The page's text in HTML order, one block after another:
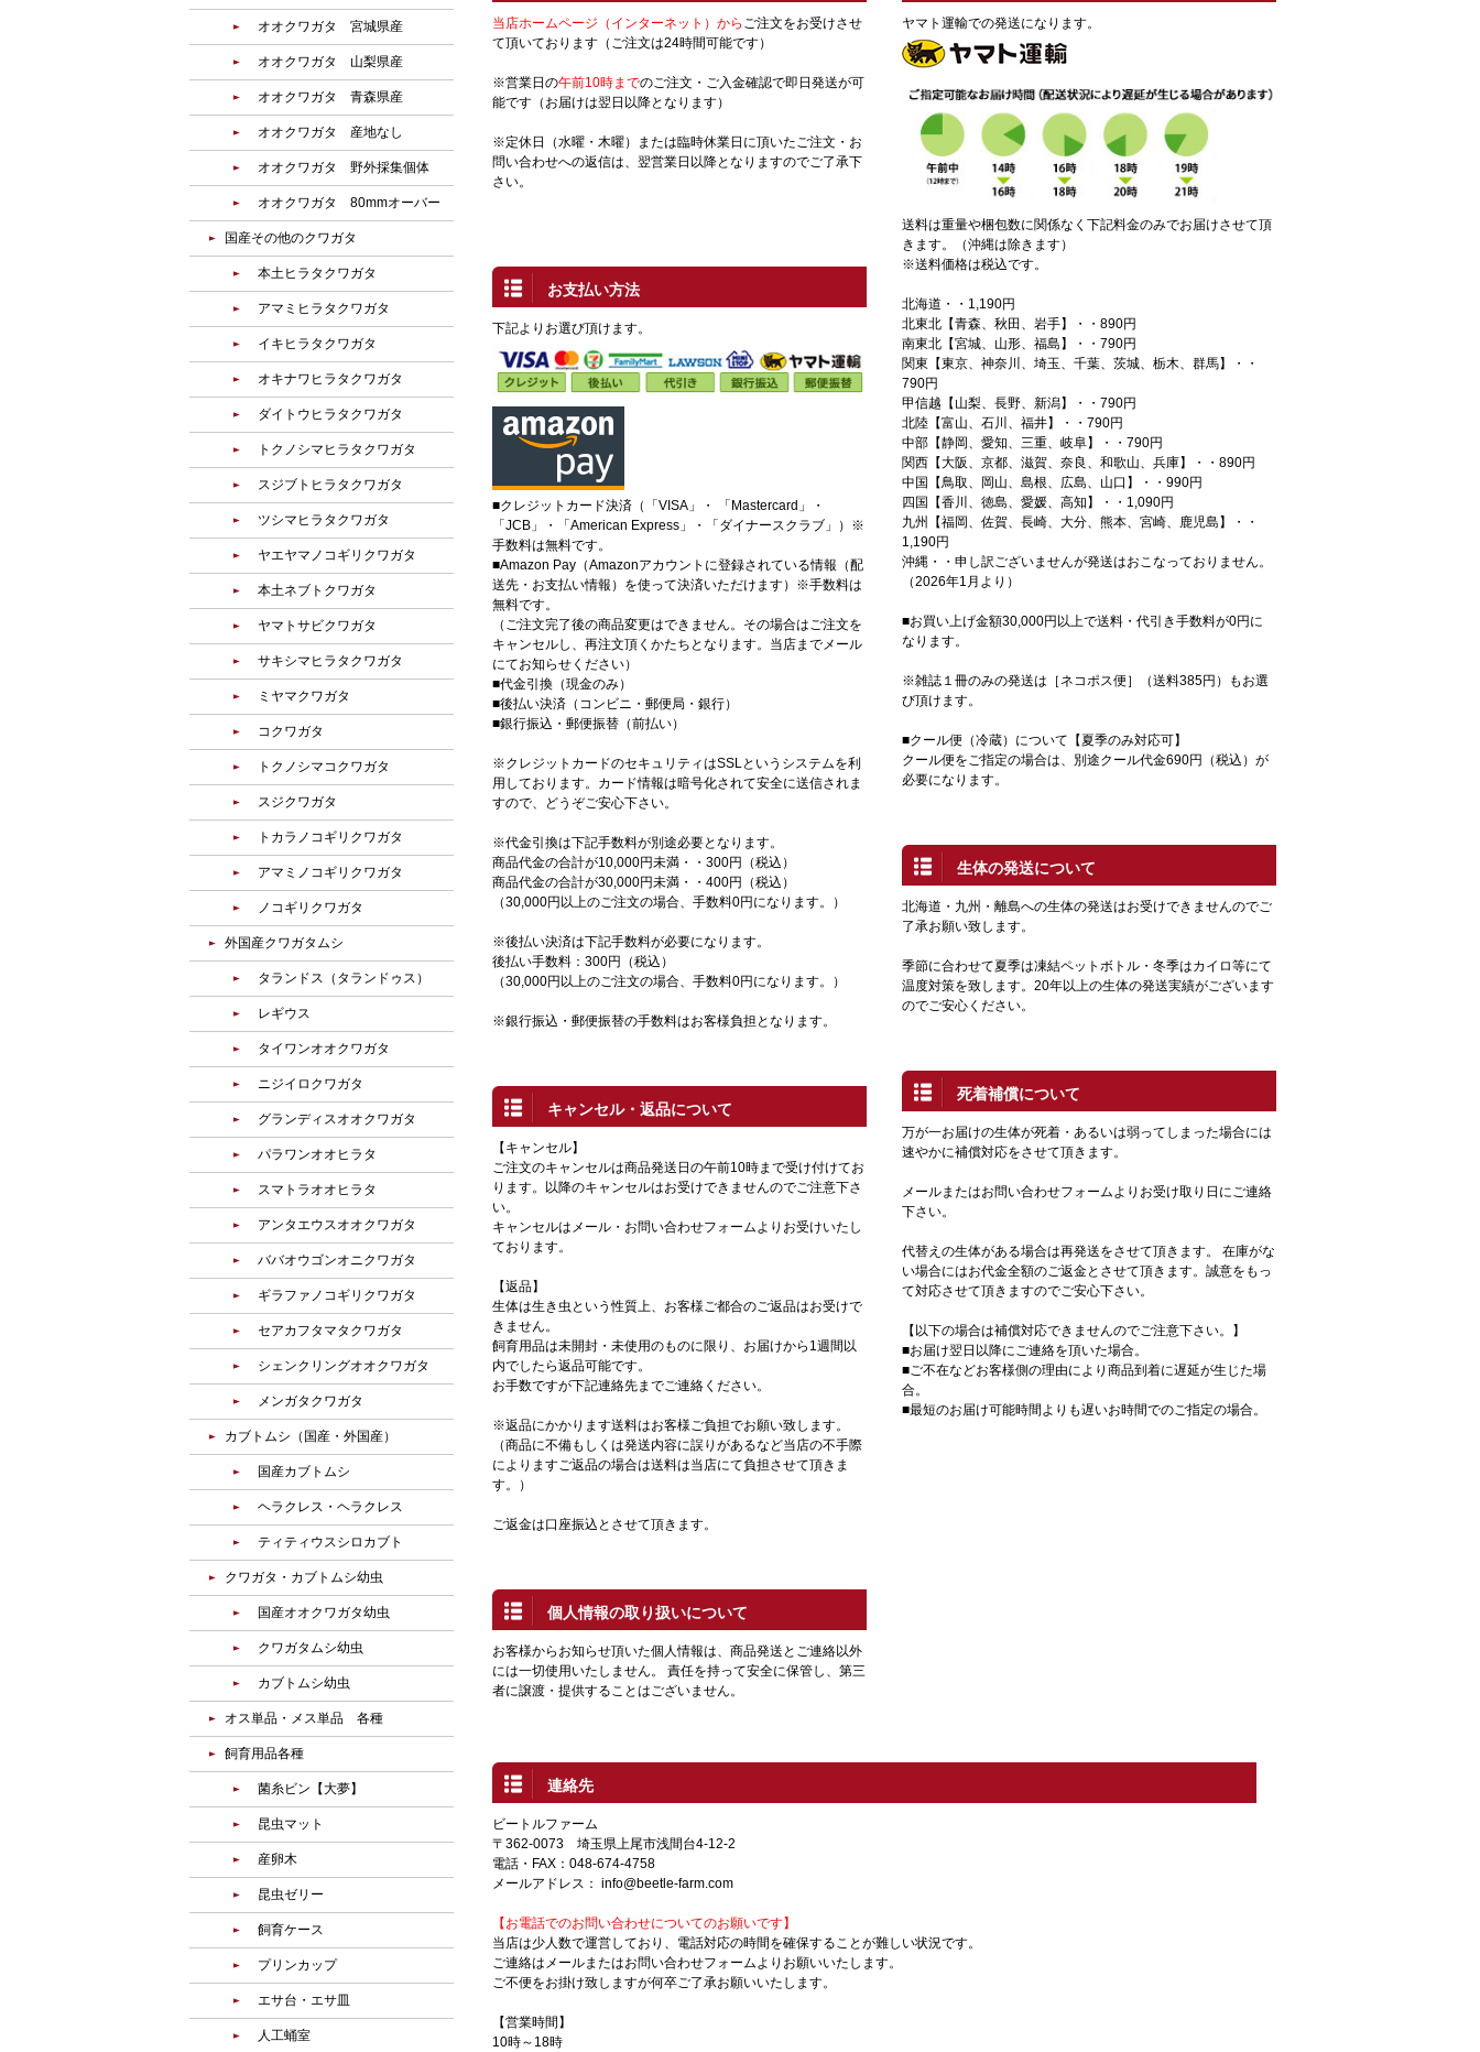
当店ホームページ（インターネット）から ご注文をお受けさせ
て頂いております（ご注文は24時間可能です）
※営業日の午前10時までのご注文・ご入金確認で即日発送が可
能です（お届けは翌日以降となります）
※定休日（水曜・木曜）または臨時休業日に頂いたご注文・お
問い合わせへの返信は、翌営業日以降となりますのでご了承下
さい。
お支払い方法
下記よりお選び頂けます。
■クレジットカード決済（「VISA」・ 「Mastercard」・
「JCB」・「American Express」・「ダイナースクラブ」）※
手数料は無料です。
■Amazon Pay（Amazonアカウントに登録されている情報（配
送先・お支払い情報）を使って決済いただけます）※手数料は
無料です。
（ご注文完了後の商品変更はできません。その場合はご注文を
キャンセルし、再注文頂くかたちとなります。当店までメール
にてお知らせください）
■代金引換（現金のみ）
■後払い決済（コンビニ・郵便局・銀行）
■銀行振込・郵便振替（前払い）
※クレジットカードのセキュリティはSSLというシステムを利
用しております。カード情報は暗号化されて安全に送信されま
すので、どうぞご安心下さい。
※代金引換は下記手数料が別途必要となります。
商品代金の合計が10,000円未満・・300円（税込）
商品代金の合計が30,000円未満・・400円（税込）
（30,000円以上のご注文の場合、手数料0円になります。）
※後払い決済は下記手数料が必要になります。
後払い手数料：300円（税込）
（30,000円以上のご注文の場合、手数料0円になります。）
※銀行振込・郵便振替の手数料はお客様負担となります。
キャンセル・返品について
【キャンセル】
ご注文のキャンセルは商品発送日の午前10時まで受け付けてお
ります。以降のキャンセルはお受けできませんのでご注意下さ
い。
キャンセルはメール・お問い合わせフォームよりお受けいたし
ております。
【返品】
生体は生き虫という性質上、お客様ご都合のご返品はお受けで
きません。
飼育用品は未開封・未使用のものに限り、お届けから1週間以
内でしたら返品可能です。
お手数ですが下記連絡先までご連絡ください。
※返品にかかります送料はお客様ご負担でお願い致します。
（商品に不備もしくは発送内容に誤りがあるなど当店の不手際
によりますご返品の場合は送料は当店にて負担させて頂きま
す。）
ご返金は口座振込とさせて頂きます。
個人情報の取り扱いについて
お客様からお知らせ頂いた個人情報は、商品発送とご連絡以外
には一切使用いたしません。 責任を持って安全に保管し、第三
者に譲渡・提供することはございません。
ヤマト運輸での発送になります。
送料は重量や梱包数に関係なく下記料金のみでお届けさせて頂
きます。（沖縄は除きます）
※送料価格は税込です。
北海道・・1,190円
北東北【青森、秋田、岩手】・・890円
南東北【宮城、山形、福島】・・790円
関東【東京、神奈川、埼玉、千葉、茨城、栃木、群馬】・・
790円
甲信越【山梨、長野、新潟】・・790円
北陸【富山、石川、福井】・・790円
中部【静岡、愛知、三重、岐阜】・・790円
関西【大阪、京都、滋賀、奈良、和歌山、兵庫】・・890円
中国【鳥取、岡山、島根、広島、山口】・・990円
四国【香川、徳島、愛媛、高知】・・1,090円
九州【福岡、佐賀、長崎、大分、熊本、宮崎、鹿児島】・・
1,190円
沖縄・・申し訳ございませんが発送はおこなっておりません。
（2026年1月より）
■お買い上げ金額30,000円以上で送料・代引き手数料が0円に
なります。
※雑誌１冊のみの発送は［ネコポス便］（送料385円）もお選
び頂けます。
■クール便（冷蔵）について【夏季のみ対応可】
クール便をご指定の場合は、別途クール代金690円（税込）が
必要になります。
生体の発送について
北海道・九州・離島への生体の発送はお受けできませんのでご
了承お願い致します。
季節に合わせて夏季は凍結ペットボトル・冬季はカイロ等にて
温度対策を致します。20年以上の生体の発送実績がございます
のでご安心ください。
死着補償について
万が一お届けの生体が死着・あるいは弱ってしまった場合には
速やかに補償対応をさせて頂きます。
メールまたはお問い合わせフォームよりお受け取り日にご連絡
下さい。
代替えの生体がある場合は再発送をさせて頂きます。 在庫がな
い場合にはお代金全額のご返金とさせて頂きます。誠意をもっ
て対応させて頂きますのでご安心下さい。
【以下の場合は補償対応できませんのでご注意下さい。】
■お届け翌日以降にご連絡を頂いた場合。
■ご不在などお客様側の理由により商品到着に遅延が生じた場
合。
■最短のお届け可能時間よりも遅いお時間でのご指定の場合。
連絡先
ビートルファーム
〒362-0073 埼玉県上尾市浅間台4-12-2
電話・FAX：048-674-4758
メールアドレス： info@beetle-farm.com
【お電話でのお問い合わせについてのお願いです】
当店は少人数で運営しており、電話対応の時間を確保することが難しい状況です。
ご連絡はメールまたはお問い合わせフォームよりお願いいたします。
ご不便をお掛け致しますが何卒ご了承お願いいたします。
【営業時間】
10時～18時
オオクワガタ 宮城県産
オオクワガタ 山梨県産
オオクワガタ 青森県産
オオクワガタ 産地なし
オオクワガタ 野外採集個体
オオクワガタ 80mmオーバー
国産その他のクワガタ
本土ヒラタクワガタ
アマミヒラタクワガタ
イキヒラタクワガタ
オキナワヒラタクワガタ
ダイトウヒラタクワガタ
トクノシマヒラタクワガタ
スジブトヒラタクワガタ
ツシマヒラタクワガタ
ヤエヤマノコギリクワガタ
本土ネブトクワガタ
ヤマトサビクワガタ
サキシマヒラタクワガタ
ミヤマクワガタ
コクワガタ
トクノシマコクワガタ
スジクワガタ
トカラノコギリクワガタ
アマミノコギリクワガタ
ノコギリクワガタ
外国産クワガタムシ
タランドス（タランドゥス）
レギウス
タイワンオオクワガタ
ニジイロクワガタ
グランディスオオクワガタ
パラワンオオヒラタ
スマトラオオヒラタ
アンタエウスオオクワガタ
ババオウゴンオニクワガタ
ギラファノコギリクワガタ
セアカフタマタクワガタ
シェンクリングオオクワガタ
メンガタクワガタ
カブトムシ（国産・外国産）
国産カブトムシ
ヘラクレス・ヘラクレス
ティティウスシロカブト
クワガタ・カブトムシ幼虫
国産オオクワガタ幼虫
クワガタムシ幼虫
カブトムシ幼虫
オス単品・メス単品 各種
飼育用品各種
菌糸ビン【大夢】
昆虫マット
産卵木
昆虫ゼリー
飼育ケース
プリンカップ
エサ台・エサ皿
人工蛹室